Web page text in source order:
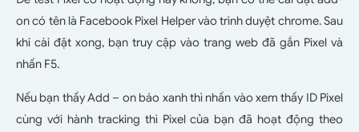
on có tên là Facebook Pixel Helper vào trình duyệt chrome. Sau
khi cài đặt xong, bạn truy cập vào trang web đã gắn Pixel và
nhấn F5.
Nếu bạn thấy Add – on báo xanh thì nhấn vào xem thấy ID Pixel
cùng với hành tracking thì Pixel của bạn đã hoạt động theo